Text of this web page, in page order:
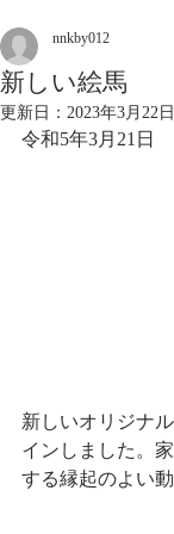
新しい絵馬
nnkby012
更新日： 2023年3月22日
令和5年3月21日
新しいオリジナ
インしました。
する縁起のよい動